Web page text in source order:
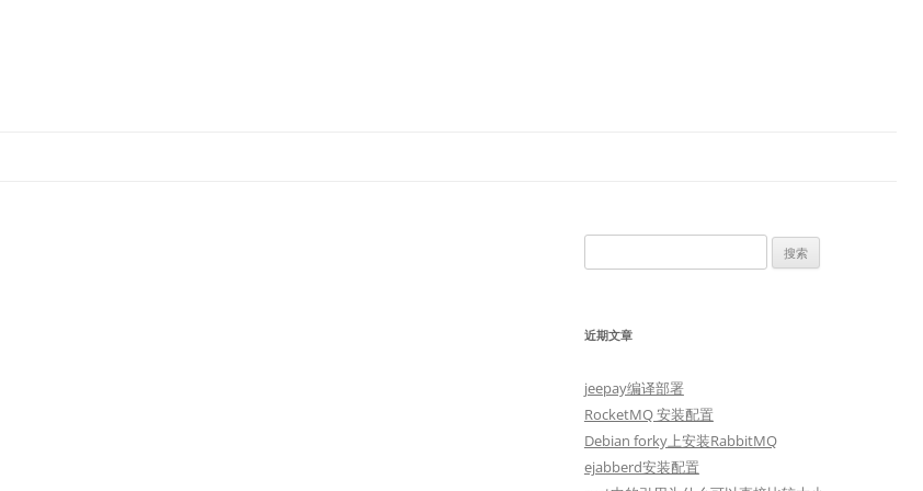
索：
近期文章
jeepay编译部署
RocketMQ 安装配置
Debian forky上安装RabbitMQ
ejabberd安装配置